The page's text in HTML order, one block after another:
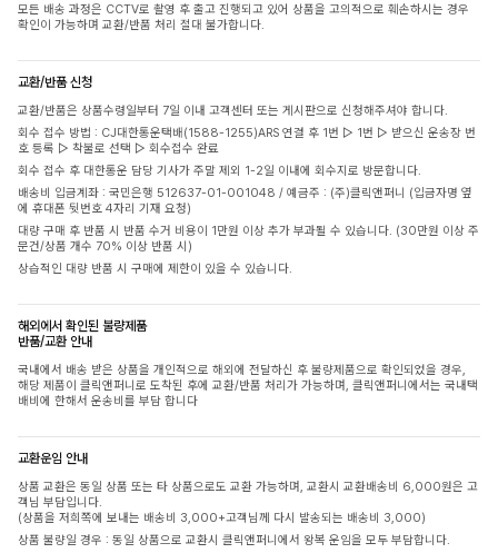
모든 배송 과정은 CCTV로 촬영 후 출고 진행되고 있어 상품을 고의적으로 훼손하시는 경우
확인이 가능하며 교환/반품 처리 절대 불가합니다.
교환/반품 신청
교환/반품은 상품수령일부터 7일 이내 고객센터 또는 게시판으로 신청해주셔야 합니다.
회수 접수 방법 : CJ대한통운택배(1588-1255)ARS 연결 후 1번 ▷ 1번 ▷ 받으신 운송장 번
호 등록 ▷ 착불로 선택 ▷ 회수접수 완료
회수 접수 후 대한통운 담당 기사가 주말 제외 1-2일 이내에 회수지로 방문합니다.
배송비 입금계좌 : 국민은행 512637-01-001048 / 예금주 : (주)클릭앤퍼니 (입금자명 옆
에 휴대폰 뒷번호 4자리 기재 요청)
대량 구매 후 반품 시 반품 수거 비용이 1만원 이상 추가 부과될 수 있습니다. (30만원 이상 주
문건/상품 개수 70% 이상 반품 시)
상습적인 대량 반품 시 구매에 제한이 있을 수 있습니다.
해외에서 확인된 불량제품
반품/교환 안내
국내에서 배송 받은 상품을 개인적으로 해외에 전달하신 후 불량제품으로 확인되었을 경우,
해당 제품이 클릭앤퍼니로 도착된 후에 교환/반품 처리가 가능하며, 클릭앤퍼니에서는 국내택
배비에 한해서 운송비를 부담 합니다
교환운임 안내
상품 교환은 동일 상품 또는 타 상품으로도 교환 가능하며, 교환시 교환배송비 6,000원은 고
객님 부담입니다.
(상품을 저희쪽에 보내는 배송비 3,000+고객님께 다시 발송되는 배송비 3,000)
상품 불량일 경우 : 동일 상품으로 교환시 클릭앤퍼니에서 왕복 운임을 모두 부담합니다.